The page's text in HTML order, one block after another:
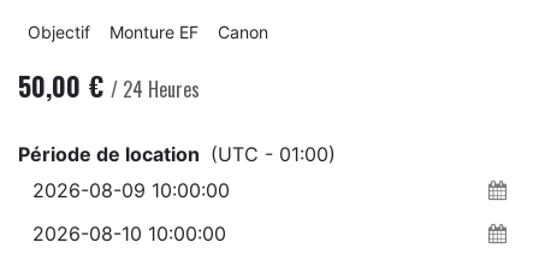
Objectif Monture EF Canon
50,00 € / 24 Heures
Période de location (UTC - 01:00)